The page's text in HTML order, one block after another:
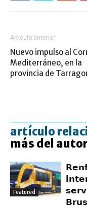
Artículo anterior
Nuevo impulso al
Mediterráneo, en la
provincia de
artículo
más del autor
Featured